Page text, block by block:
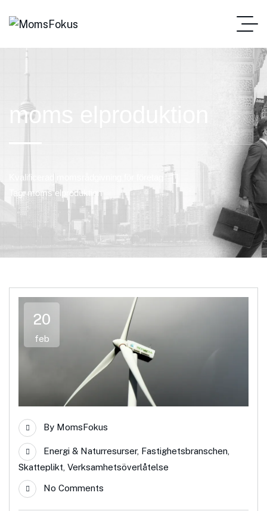
moms elproduktion
Kvalificerad momsrådgivning för företag
Tag: moms elproduktion
20
feb
By MomsFokus
Energi & Naturresurser, Fastighetsbranschen,
Skatteplikt, Verksamhetsöverlåtelse
No Comments